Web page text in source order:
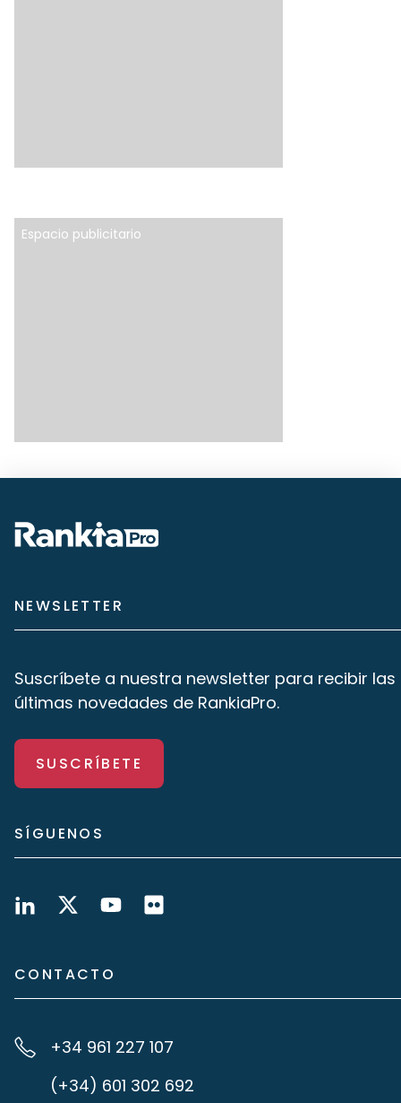
Espacio publicitario
NEWSLETTER
Suscríbete a nuestra newsletter para recibir las
últimas novedades de RankiaPro.
SUSCRÍBETE
SÍGUENOS
CONTACTO
+34 961 227 107
(+34) 601 302 692